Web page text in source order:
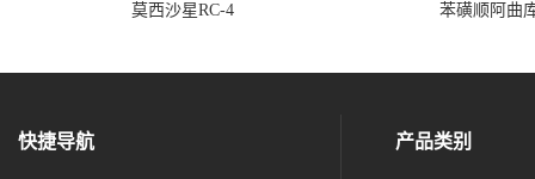
莫西沙星RC-4 苯磺顺阿曲
快捷导航 产品类别